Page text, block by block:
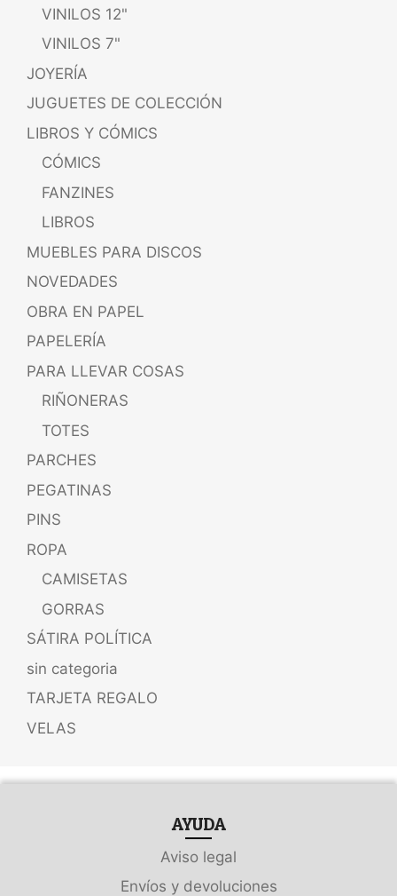
VINILOS 12"
VINILOS 7"
JOYERÍA
JUGUETES DE COLECCIÓN
LIBROS Y CÓMICS
CÓMICS
FANZINES
LIBROS
MUEBLES PARA DISCOS
NOVEDADES
OBRA EN PAPEL
PAPELERÍA
PARA LLEVAR COSAS
RIÑONERAS
TOTES
PARCHES
PEGATINAS
PINS
ROPA
CAMISETAS
GORRAS
SÁTIRA POLÍTICA
sin categoria
TARJETA REGALO
VELAS
AYUDA
Aviso legal
Envíos y devoluciones